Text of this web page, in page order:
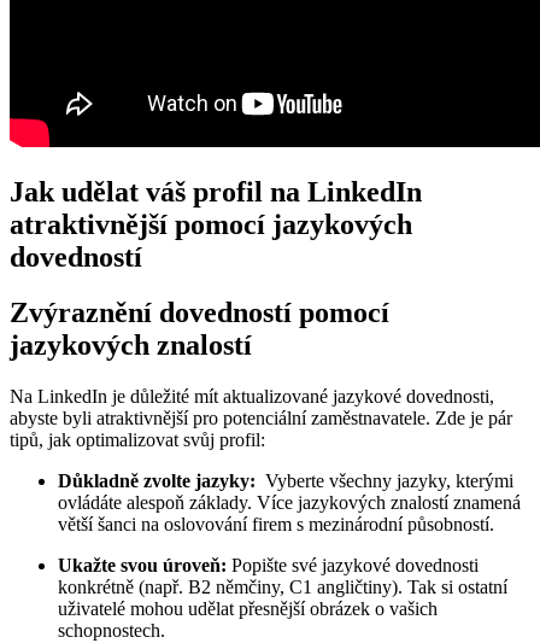
Jak‌ udělat váš profil ‍na LinkedIn
atraktivnější pomocí jazykových
dovedností
Zvýraznění dovedností pomocí⁣
jazykových znalostí
Na LinkedIn⁤ je důležité mít aktualizované jazykové dovednosti,‌
abyste ​byli atraktivnější‍ pro ⁤potenciální zaměstnavatele.⁢ Zde je pár
tipů, jak⁤ optimalizovat‌ svůj profil:
Důkladně zvolte jazyky: ‍ Vyberte všechny jazyky, ⁣kterými
ovládáte alespoň‍ základy. Více ‌jazykových znalostí znamená
větší šanci na‌ oslovování firem s ⁤mezinárodní ⁤působností.
Ukažte svou úroveň: Popište své jazykové dovednosti
konkrétně (např. B2⁢ němčiny, ‍C1 angličtiny). Tak si ostatní
uživatelé mohou udělat⁣ přesnější obrázek o⁢ vašich
schopnostech.